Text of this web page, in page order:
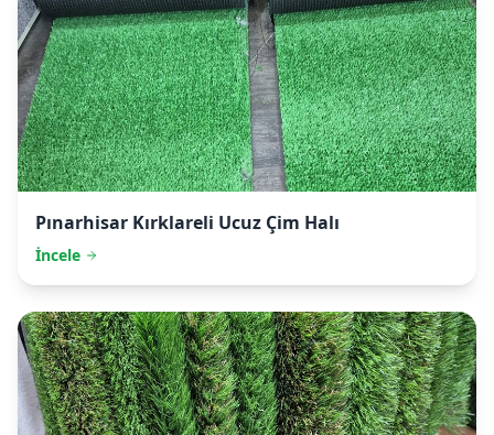
Pınarhisar Kırklareli Ucuz Çim Halı
İncele